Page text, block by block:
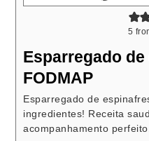
5
Esparregado
FODMAP
Esparregado de
ingredientes! Receita
acompanhamento